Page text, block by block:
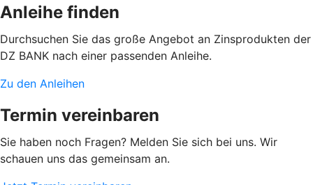
Anleihe finden
Durchsuchen Sie das große Angebot an Zinsprodukten der
DZ BANK nach einer passenden Anleihe.
Zu den Anleihen
Termin vereinbaren
Sie haben noch Fragen? Melden Sie sich bei uns. Wir
schauen uns das gemeinsam an.